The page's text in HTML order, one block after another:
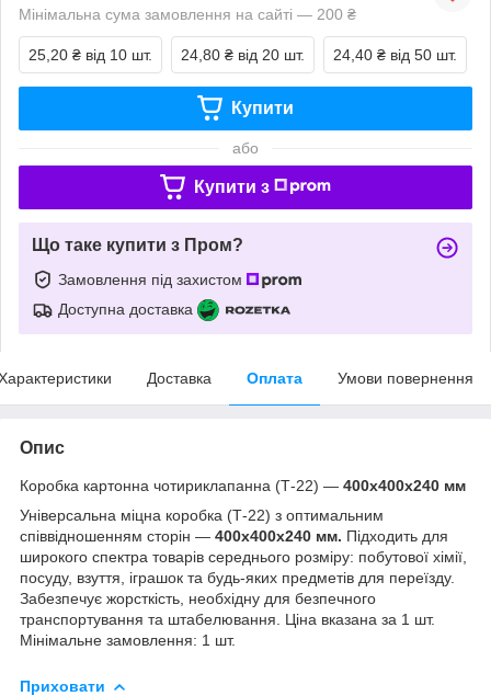
Мінімальна сума замовлення на сайті — 200 ₴
25,20 ₴ від 10 шт. 24,80 ₴ від 20 шт. 24,40 ₴ від 50 шт.
Купити
або
Купити з
Що таке купити з Пром?
Замовлення під захистом
Доступна доставка
Доставка Оплата Умови повернення
Опис
Коробка картонна чотириклапанна (Т-22) — 400х400х240 мм
Універсальна міцна коробка (Т-22) з оптимальним
співвідношенням сторін — 400х400х240 мм. Підходить для
широкого спектра товарів середнього розміру: побутової хімії,
посуду, взуття, іграшок та будь-яких предметів для переїзду.
Забезпечує жорсткість, необхідну для безпечного
транспортування та штабелювання. Ціна вказана за 1 шт.
Мінімальне замовлення: 1 шт.
Приховати